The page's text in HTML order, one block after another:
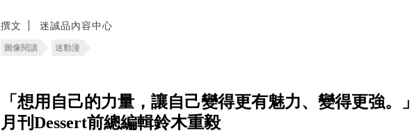
撰文 迷誠品內容中心
圖像閱讀 迷動漫
「想用自己的力量，讓自己變得更有魅力、變得更強
月刊Dessert前總編輯鈴木重毅